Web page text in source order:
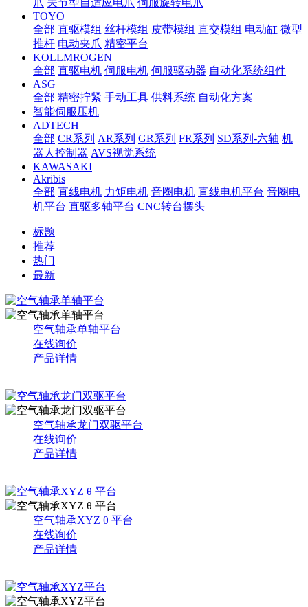
TOYO
全部 直驱模组 丝杆模组 皮带模组 直交模组 电动缸 微型
推杆 电动夹爪 精密平台
KOLLMROGEN
全部 直驱电机 伺服电机 伺服驱动器 自动化系统组件
ASG
全部 精密拧紧 手动工具 供料系统 自动化方案
智能伺服压机
ADTECH
全部 CR系列 AR系列 GR系列 FR系列 SD系列-六轴 机
器人控制器 AVS视觉系统
KAWASAKI
Akribis
全部 直线电机 力矩电机 音圈电机 直线电机平台 音圈电
机平台 直驱多轴平台 CNC转台摆头
标题
推荐
热门
最新
空气轴承单轴平台
在线询价
产品详情
空气轴承龙门双驱平台
在线询价
产品详情
空气轴承XYZ θ 平台
在线询价
产品详情